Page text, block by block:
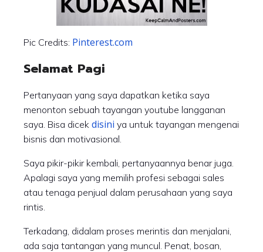
Pic Credits: Pinterest.com
Selamat Pagi
Pertanyaan yang saya dapatkan ketika saya
menonton sebuah tayangan youtube langganan
saya. Bisa dicek disini ya untuk tayangan mengenai
bisnis dan motivasional.
Saya pikir-pikir kembali, pertanyaannya benar juga.
Apalagi saya yang memilih profesi sebagai sales
atau tenaga penjual dalam perusahaan yang saya
rintis.
Terkadang, didalam proses merintis dan menjalani,
ada saja tantangan yang muncul. Penat, bosan,